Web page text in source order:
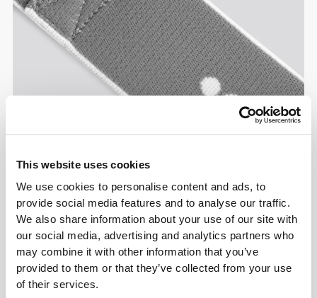
This website uses cookies
We use cookies to personalise content and ads, to
provide social media features and to analyse our traffic.
We also share information about your use of our site with
our social media, advertising and analytics partners who
may combine it with other information that you’ve
provided to them or that they’ve collected from your use
of their services.
Πληροφορίες και Φροντίδα
Συνολικές κριτικές
4.9